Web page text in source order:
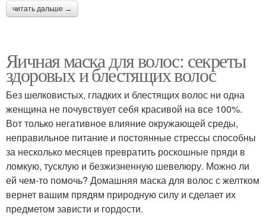
читать дальше →
Яичная маска для волос: секреты
здоровых и блестящих волос
Без шелковистых, гладких и блестящих волос ни одна
женщина не почувствует себя красивой на все 100%.
Вот только негативное влияние окружающей среды,
неправильное питание и постоянные стрессы способны
за несколько месяцев превратить роскошные пряди в
ломкую, тусклую и безжизненную шевелюру. Можно ли
ей чем-то помочь? Домашняя маска для волос с желтком
вернет вашим прядям природную силу и сделает их
предметом зависти и гордости.